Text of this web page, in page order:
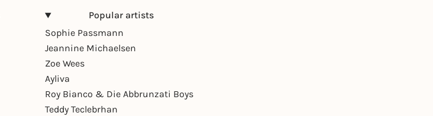
Popular artists
Sophie Passmann
Jeannine Michaelsen
Zoe Wees
Ayliva
Roy Bianco & Die Abbrunzati Boys
Teddy Teclebrhan